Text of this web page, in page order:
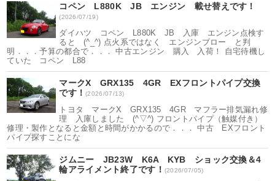
コペン L880K JB エンジン 載せ替えです！
(2026/07/19)
ダイハツ コペン L880K JB 入庫 エンジン点検す
ると (^_^) 点火系ではなく エンジンブロー と判
明．．．予算の都合で．．． 中古エンジン 購入 入荷！ 自宅待機し
ていた コペン L88
マークX GRX135 4GR EXフロントパイプ交換
です！(2026/07/13)
トヨタ マークX GRX135 4GR マフラー排気漏れ修
理 入庫しました (^▽^) フロントパイプ（触媒付き）
修理・製作となると金額と時間がかかるので．．． 中古 EXフロント
パイプ探すことにな
ジムニー JB23W K6A KYB ショック交換＆4
輪アライメント終了です！ (2026/07/05)